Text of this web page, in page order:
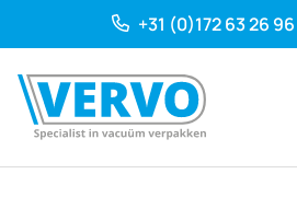
naar
de
inhoud
+31 (0)172 63 26 96